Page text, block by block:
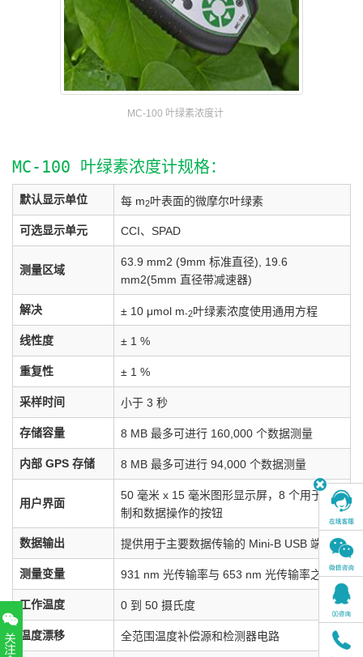
MC-100 叶绿素浓度计
MC-100 叶绿素浓度计规格：
默认显示单位 每 m2叶表面的微摩尔叶绿素
可选显示单元 CCI、SPAD
测量区域
63.9 mm2 (9mm 标准直径), 19.6
mm2(5mm 直径带减速器)
解决 ± 10 μmol m-2叶绿素浓度使用通用方程
线性度 ± 1 %
重复性 ± 1 %
采样时间 小于 3 秒
存储容量 8 MB 最多可进行 160,000 个数据测量
内部 GPS 存储 8 MB 最多可进行 94,000 个数据测量
用户界面
50 毫米 x 15 毫米图形显示屏，8 个用于控
制和数据操作的按钮
数据输出 提供用于主要数据传输的 Mini-B USB 端口
测量变量 931 nm 光传输率与 653 nm 光传输率之比
工作温度 0 到 50 摄氏度
温度漂移 全范围温度补偿源和检测器电路